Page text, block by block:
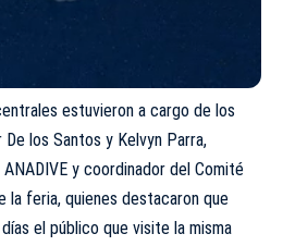
estuvieron a cargo de los
De los Santos y Kelvyn Parra,
y coordinador del Comité
la feria, quienes destacaron que
el público que visite la misma